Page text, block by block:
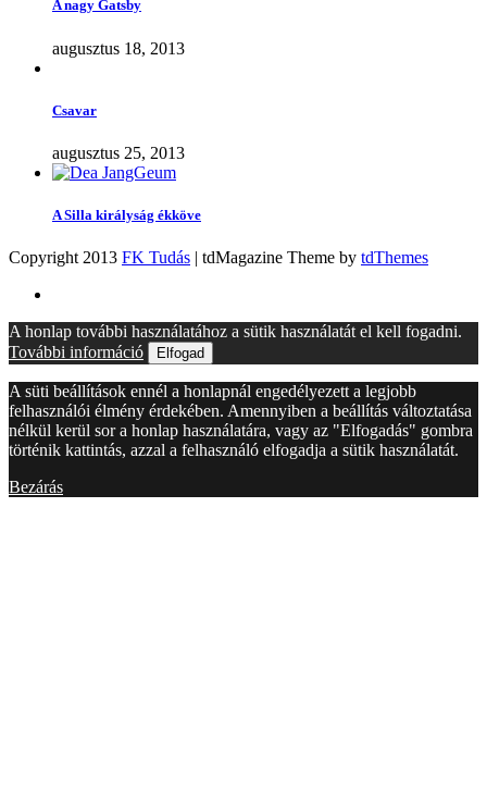
A nagy Gatsby
augusztus 18, 2013
Csavar
augusztus 25, 2013
A Silla királyság ékköve
Copyright 2013 FK Tudás | tdMagazine Theme by tdThemes
A honlap további használatához a sütik használatát el kell fogadni.
További információ
Elfogad
A süti beállítások ennél a honlapnál engedélyezett a legjobb
felhasználói élmény érdekében. Amennyiben a beállítás változtatása
nélkül kerül sor a honlap használatára, vagy az "Elfogadás" gombra
történik kattintás, azzal a felhasználó elfogadja a sütik használatát.
Bezárás